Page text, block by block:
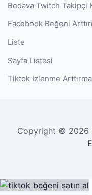
Bedava Twitch Takipçi
Facebook Beğeni
Liste
Sayfa Listesi
Tiktok Izlenme
Copyright © 2026